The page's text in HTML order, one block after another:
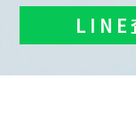
LINE